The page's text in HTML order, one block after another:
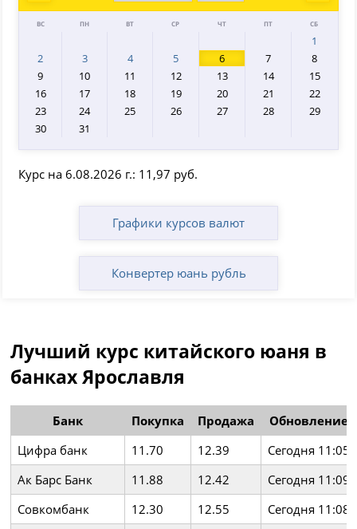
Prev Next
ВС ПН ВТ СР ЧТ ПТ СБ
1
2
3 4 5 6 7
8
9
10 11 12 13 14
15
16
17 18 19 20 21
22
23
24 25 26 27 28
29
30
31
Курс на 6.08.2026 г.: 11,97 руб.
Графики курсов валют
Конвертер юань рубль
Лучший курс китайского юаня в
банках Ярославля
Банк Покупка Продажа
Обновление
Цифра банк
11.70 12.39
Сегодня 11:05
Ак Барс Банк
11.88 12.42
Сегодня 11:09
Совкомбанк
12.30 12.55
Сегодня 11:08